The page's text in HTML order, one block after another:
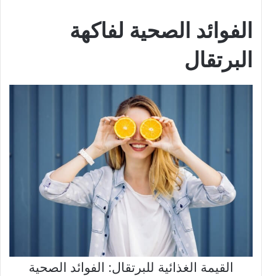
الفوائد الصحية لفاكهة
البرتقال
القيمة الغذائية للبرتقال: الفوائد الصحية